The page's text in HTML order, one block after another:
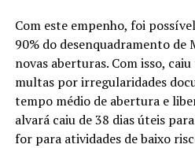
Com este empenho, foi
90% do desenquadramento de
novas aberturas. Com isso,
multas por irregularidades
tempo médio de abertura e
alvará caiu de 38 dias úteis
for para atividades de baixo